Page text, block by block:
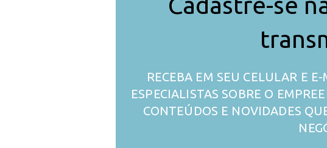
RECEBA EM SEU CELULAR E
ESPECIALISTAS SOBRE O
CONTEÚDOS E NOVIDADES